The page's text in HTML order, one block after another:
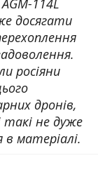
досягати
росіяни
дронів,
такі не дуже
матеріалі.